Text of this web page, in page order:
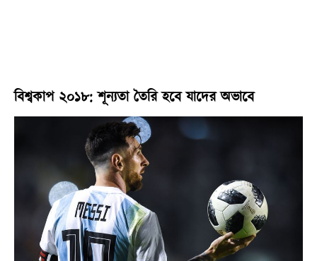
বিশ্বকাপ ২০১৮: শূন্যতা তৈরি হবে যাদের অভাবে